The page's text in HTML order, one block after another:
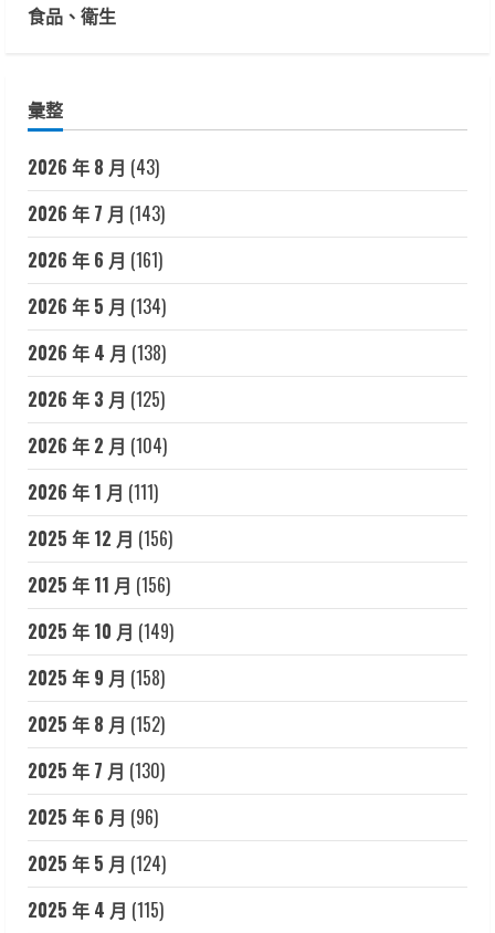
食品、衛生
彙整
2026 年 8 月 (43)
2026 年 7 月 (143)
2026 年 6 月 (161)
2026 年 5 月 (134)
2026 年 4 月 (138)
2026 年 3 月 (125)
2026 年 2 月 (104)
2026 年 1 月 (111)
2025 年 12 月 (156)
2025 年 11 月 (156)
2025 年 10 月 (149)
2025 年 9 月 (158)
2025 年 8 月 (152)
2025 年 7 月 (130)
2025 年 6 月 (96)
2025 年 5 月 (124)
2025 年 4 月 (115)